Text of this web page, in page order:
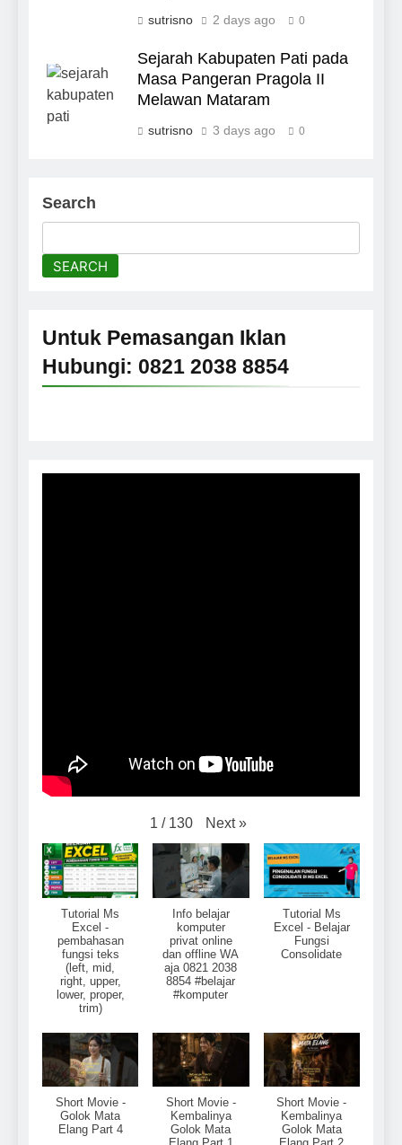
sutrisno 2 days ago 0
Sejarah Kabupaten Pati pada
Masa Pangeran Pragola II
Melawan Mataram
sutrisno 3 days ago 0
Search
SEARCH
Untuk Pemasangan Iklan
Hubungi: 0821 2038 8854
1 / 130 Next »
Tutorial Ms
Excel -
pembahasan
fungsi teks
(left, mid,
right, upper,
lower, proper,
trim)
Info belajar
komputer
privat online
dan offline WA
aja 0821 2038
8854 #belajar
#komputer
Tutorial Ms
Excel - Belajar
Fungsi
Consolidate
Short Movie -
Golok Mata
Elang Part 4
Short Movie -
Kembalinya
Golok Mata
Short Movie -
Kembalinya
Golok Mata